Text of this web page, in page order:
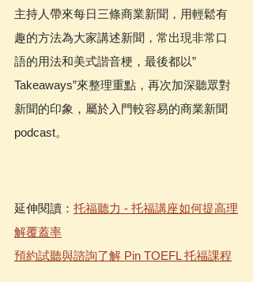
主持人帶來每日三條商業新聞，用輕鬆有
趣的方法為大家講述新聞，常出現非常口
語的用法和美式諧音梗，最後都以”
Takeaways”來整理重點，再次加深聽眾對
新聞的印象，屬於入門較容易的商業新聞
podcast。
延伸閱讀： 托福聽力 - 托福講座如何提高理
解覆蓋率
預約試聽與諮詢了解 Pin TOEFL 托福課程